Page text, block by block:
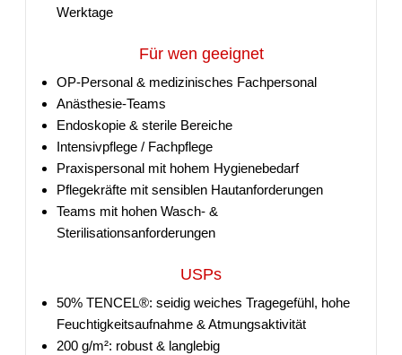
Werktage
Für wen geeignet
OP-Personal & medizinisches Fachpersonal
Anästhesie-Teams
Endoskopie & sterile Bereiche
Intensivpflege / Fachpflege
Praxispersonal mit hohem Hygienebedarf
Pflegekräfte mit sensiblen Hautanforderungen
Teams mit hohen Wasch- &
Sterilisationsanforderungen
USPs
50% TENCEL®: seidig weiches Tragegefühl, hohe
Feuchtigkeitsaufnahme & Atmungsaktivität
200 g/m²: robust & langlebig